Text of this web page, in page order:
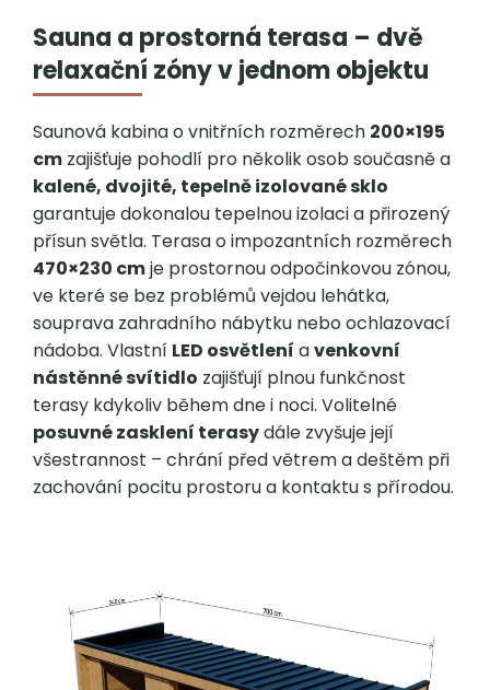
Sauna a prostorná terasa – dvě
relaxační zóny v jednom objektu
Saunová kabina o vnitřních rozměrech 200×195
cm zajišťuje pohodlí pro několik osob současně a
kalené, dvojité, tepelně izolované sklo
garantuje dokonalou tepelnou izolaci a přirozený
přísun světla. Terasa o impozantních rozměrech
470×230 cmje prostornou odpočinkovou zónou,
ve které se bez problémů vejdou lehátka,
souprava zahradního nábytku nebo ochlazovací
nádoba. Vlastní LED osvětlení avenkovní
nástěnné svítidlo zajišťují plnou funkčnost
terasy kdykoliv během dne i noci. Volitelné
posuvné zasklení terasydále zvyšuje její
všestrannost – chrání před větrem a deštěm při
zachování pocitu prostoru a kontaktu s přírodou.